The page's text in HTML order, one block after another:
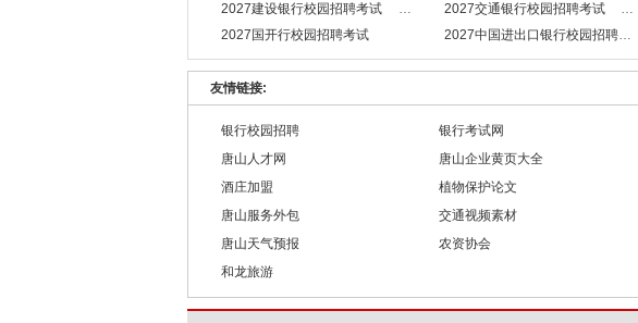
2027建设银行校园招聘考试
2027交通银行校园招聘考试
2027国开行校园招聘考试
2027中国进出口银行校园招聘考试
友情链接:
银行校园招聘 银行考试网
唐山人才网
唐山企业黄页大全
酒庄加盟
植物保护论文
唐山服务外包
交通视频素材
唐山天气预报
农资协会
和龙旅游